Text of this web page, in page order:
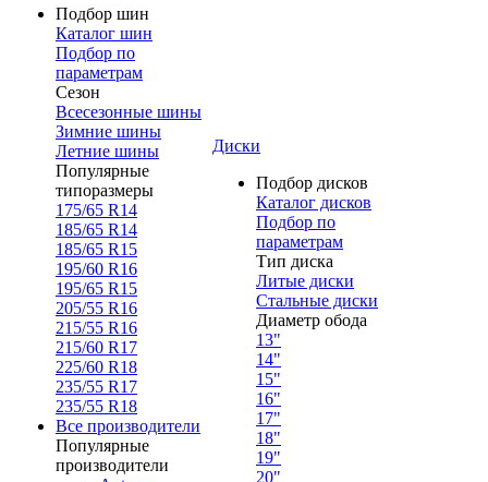
Подбор шин
Каталог шин
Подбор по
параметрам
Сезон
Всесезонные шины
Зимние шины
Летние шины
Популярные
типоразмеры
175/65 R14
185/65 R14
185/65 R15
195/60 R16
195/65 R15
205/55 R16
215/55 R16
215/60 R17
225/60 R18
235/55 R17
235/55 R18
Все производители
Популярные
производители
Диски
Подбор дисков
Каталог дисков
Подбор по
параметрам
Тип диска
Литые диски
Стальные диски
Диаметр обода
13"
14"
15"
16"
17"
18"
19"
20"